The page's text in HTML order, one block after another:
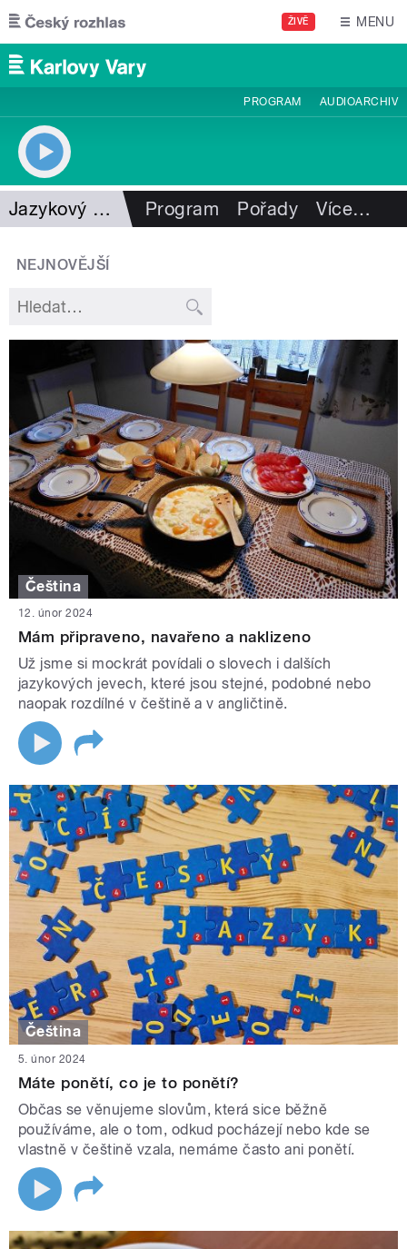
Přejít k hlavnímu obsahu
ŽIVĚ MENU
PROGRAM AUDIOARCHIV
Jazykový koutek Program Pořady Více…
NEJNOVĚJŠÍ
Čeština
12. únor 2024
Mám připraveno, navařeno a naklizeno
Už jsme si mockrát povídali o slovech i dalších
jazykových jevech, které jsou stejné, podobné nebo
naopak rozdílné v češtině a v angličtině.
Čeština
5. únor 2024
Máte ponětí, co je to ponětí?
Občas se věnujeme slovům, která sice běžně
používáme, ale o tom, odkud pocházejí nebo kde se
vlastně v češtině vzala, nemáme často ani ponětí.